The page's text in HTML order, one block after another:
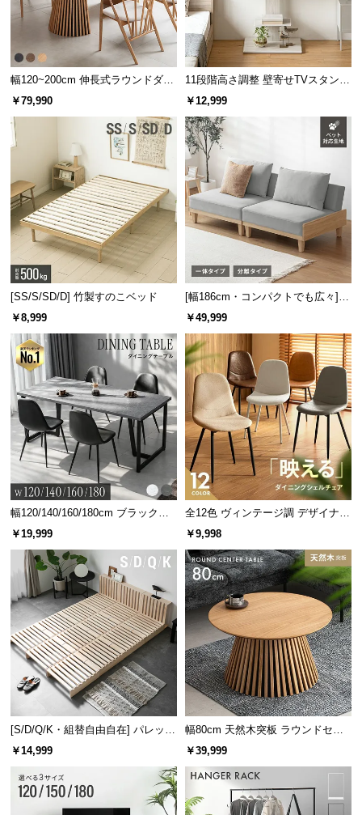
幅120~200cm 伸長式ラウンドダイ
ニングテーブル 6人掛け 天然木突
￥79,990
11段階高さ調整 壁寄せTVスタンド
キャスター付き 上下左右角度調節
￥12,999
[SS/S/SD/D] 竹製すのこベッド
￥8,999
[幅186cm・コンパクトでも広々] 3
人掛けソファベッド リクライニン
グ 天然木フレーム 北欧
￥49,999
幅120/140/160/180cm ブラックフ
レーム ダイニング 大理石調 4人掛
￥19,999
全12色 ヴィンテージ調 デザイナー
ズシェルチェア
￥9,998
[S/D/Q/K・組替自由自在] パレット
ベッド 8/12/16枚セット
￥14,999
幅80cm 天然木突板 ラウンドセン
ターテーブル 美しい格子デザイン
￥39,999